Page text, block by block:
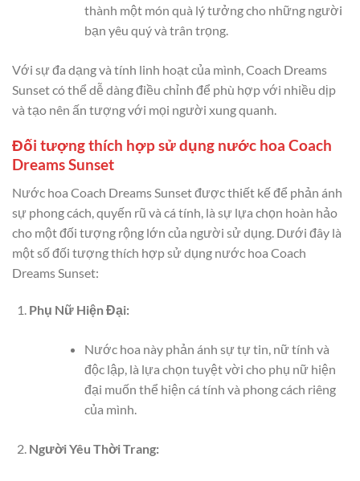
thành một món quà lý tưởng cho những người
bạn yêu quý và trân trọng.
Với sự đa dạng và tính linh hoạt của mình, Coach Dreams
Sunset có thể dễ dàng điều chỉnh để phù hợp với nhiều dịp
và tạo nên ấn tượng với mọi người xung quanh.
Đối tượng thích hợp sử dụng nước hoa Coach
Dreams Sunset
Nước hoa Coach Dreams Sunset được thiết kế để phản ánh
sự phong cách, quyến rũ và cá tính, là sự lựa chọn hoàn hảo
cho một đối tượng rộng lớn của người sử dụng. Dưới đây là
một số đối tượng thích hợp sử dụng nước hoa Coach
Dreams Sunset:
Phụ Nữ Hiện Đại:
Nước hoa này phản ánh sự tự tin, nữ tính và
độc lập, là lựa chọn tuyệt vời cho phụ nữ hiện
đại muốn thể hiện cá tính và phong cách riêng
của mình.
Người Yêu Thời Trang: